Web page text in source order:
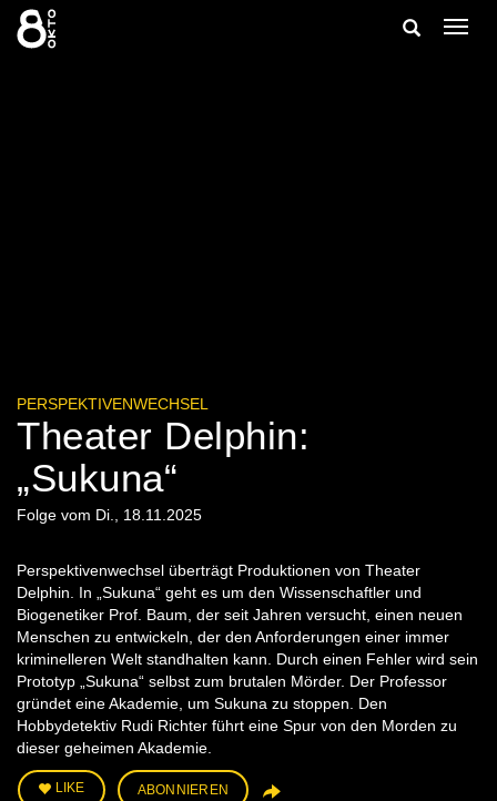
Zum
Inhalt
springen
Suche
PERSPEKTIVENWECHSEL
Theater Delphin:
„Sukuna“
Folge vom Di., 18.11.2025
Perspektivenwechsel überträgt Produktionen von Theater
Delphin. In „Sukuna“ geht es um den Wissenschaftler und
Biogenetiker Prof. Baum, der seit Jahren versucht, einen neuen
Menschen zu entwickeln, der den Anforderungen einer immer
kriminelleren Welt standhalten kann. Durch einen Fehler wird sein
Prototyp „Sukuna“ selbst zum brutalen Mörder. Der Professor
gründet eine Akademie, um Sukuna zu stoppen. Den
Hobbydetektiv Rudi Richter führt eine Spur von den Morden zu
dieser geheimen Akademie.
LIKE ABONNIEREN